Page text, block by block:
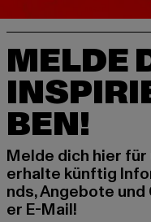
MELDE
BEN!
Melde dich hier
erhalte künftig
nds, Angebote
er E-Mail!